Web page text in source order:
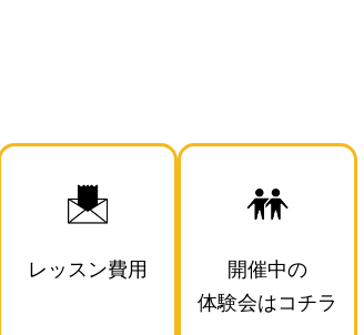
レッスン費用
開催中の
体験会はコチラ